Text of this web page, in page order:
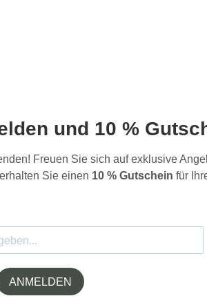
und 10 %
Freuen Sie sich auf exklusive
Sie einen 10 % Gutschein für
ANMELDEN